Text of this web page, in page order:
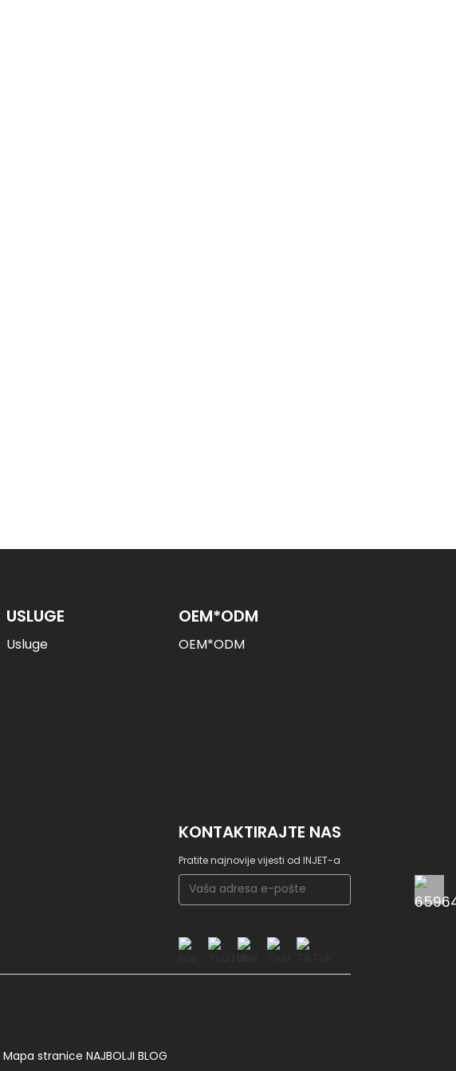
USLUGE
Usluge
OEM*ODM
OEM*ODM
KONTAKTIRAJTE NAS
Pratite najnovije vijesti od INJET-a
Mapa stranice NAJBOLJI BLOG